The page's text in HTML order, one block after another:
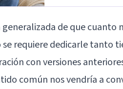
generalizada de que cuanto
requiere dedicarle tanto
con versiones
común nos vendría a